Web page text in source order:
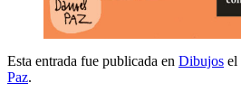
Esta entrada fue publicada en Dibujos el
Paz.